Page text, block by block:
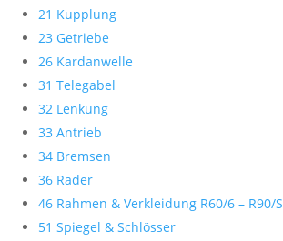
21 Kupplung
23 Getriebe
26 Kardanwelle
31 Telegabel
32 Lenkung
33 Antrieb
34 Bremsen
36 Räder
46 Rahmen & Verkleidung R60/6 – R90/S
51 Spiegel & Schlösser